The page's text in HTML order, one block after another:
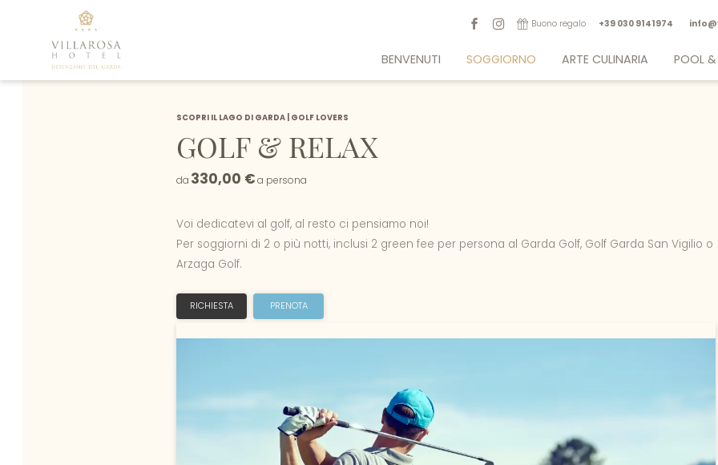
Buono regalo +39 030 9141974 info@
BENVENUTI SOGGIORNO ARTE CULINARIA POOL &
Lounge
SCOPRI IL LAGO DI GARDA GOLF LOVERS
GOLF & RELAX
da 330,00 €a persona
Voi dedicatevi al golf, al resto ci pensiamo noi!
Per soggiorni di 2 o più notti, inclusi 2 green fee per persona al Garda Golf, Golf Garda San Vigilio o
Arzaga Golf.
RICHIESTA PRENOTA